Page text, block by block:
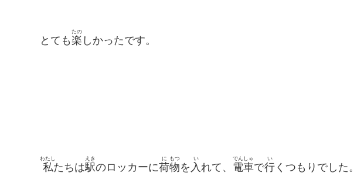
とても楽
たの
しかったです。
私
わたし
たちは駅
えき
のロッカーに荷
に
物
もつ
を 入
い
れて、 電
でん
車
しゃ
で行
い
くつもりでした。